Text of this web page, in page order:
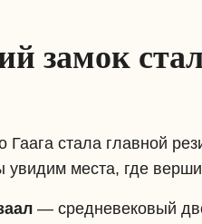
замок
Гаага стала главной
места, где
— средневековый